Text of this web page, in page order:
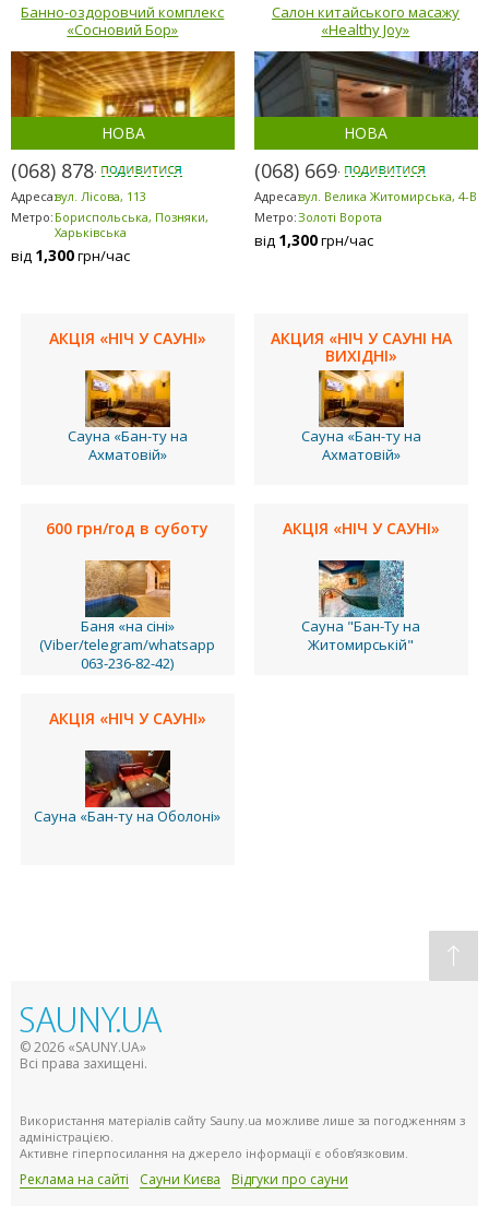
Банно-оздоровчий комплекс
«Сосновий Бор»
НОВА
(068) 878-5953
Адреса:вул. Лісова, 113
Метро: Бориспольська, Позняки,
Харьківська
від 1,300грн/час
Салон китайського масажу
«Healthy Joy»
НОВА
(068) 669-7071
Адреса:вул. Велика Житомирська, 4-В
Метро:Золоті Ворота
від 1,300грн/час
АКЦІЯ «НІЧ У САУНІ»
Сауна «Бан-ту на
Ахматовій»
АКЦИЯ «НІЧ У САУНІ НА
ВИХІДНІ»
Сауна «Бан-ту на
Ахматовій»
600 грн/год в суботу
Баня «на сіні»
(Viber/telegram/whatsapp
063-236-82-42)
АКЦІЯ «НІЧ У САУНІ»
Сауна "Бан-Ту на
Житомирській"
АКЦІЯ «НІЧ У САУНІ»
Сауна «Бан-ту на Оболоні»
© 2026 «SAUNY.UA»
Всі права захищені.
Використання матеріалів сайту Sauny.ua можливе лише за погодженням з
адміністрацією.
Активне гіперпосилання на джерело інформації є обов’язковим.
Реклама на сайті Сауни Києва Відгуки про сауни